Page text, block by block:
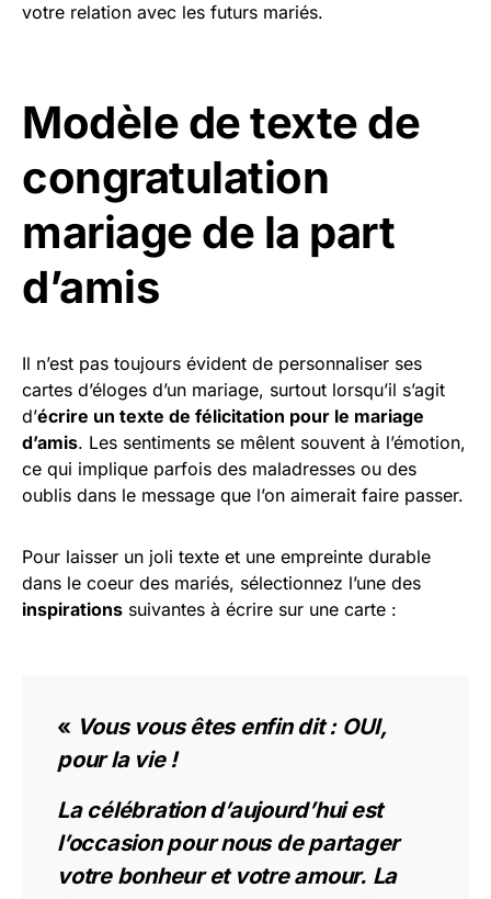
votre relation avec les futurs mariés.
Modèle de texte de
congratulation
mariage de la part
d’amis
Il n’est pas toujours évident de personnaliser ses
cartes d’éloges d’un mariage, surtout lorsqu’il s’agit
d’écrire un texte de félicitation pour le mariage
d’amis. Les sentiments se mêlent souvent à l’émotion,
ce qui implique parfois des maladresses ou des
oublis dans le message que l’on aimerait faire passer.
Pour laisser un joli texte et une empreinte durable
dans le coeur des mariés, sélectionnez l’une des
inspirations suivantes à écrire sur une carte :
«Vous vous êtes enfin dit : OUI,
pour la vie !
La célébration d’aujourd’hui est
l’occasion pour nous de partager
votre bonheur et votre amour. La